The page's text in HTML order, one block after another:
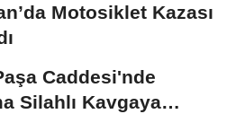
Motosiklet Kazası
Caddesi'nde
Silahlı Kavgaya